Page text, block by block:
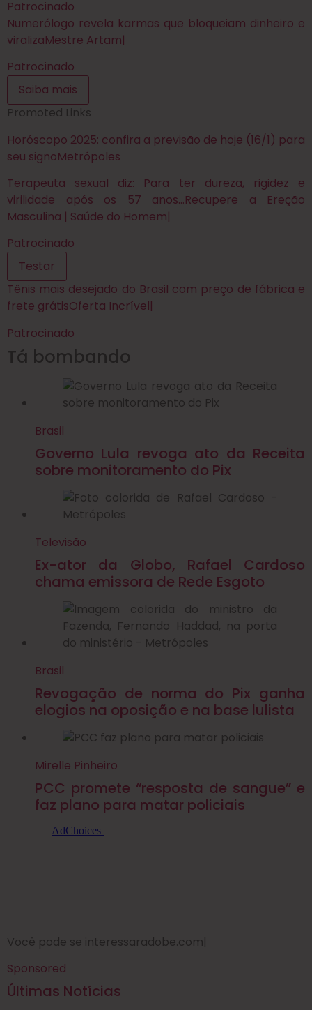
Patrocinado
Numerólogo revela karmas que bloqueiam dinheiro e
viralizaMestre Artam|
Patrocinado
Saiba mais
Promoted Links
Horóscopo 2025: confira a previsão de hoje (16/1) para
seu signoMetrópoles
Terapeuta sexual diz: Para ter dureza, rigidez e
virilidade após os 57 anos…Recupere a Ereção
Masculina | Saúde do Homem|
Patrocinado
Testar
Tênis mais desejado do Brasil com preço de fábrica e
frete grátisOferta Incrível|
Patrocinado
Tá bombando
Brasil
Governo Lula revoga ato da Receita
sobre monitoramento do Pix
Televisão
Ex-ator da Globo, Rafael Cardoso
chama emissora de Rede Esgoto
Brasil
Revogação de norma do Pix ganha
elogios na oposição e na base lulista
Mirelle Pinheiro
PCC promete “resposta de sangue” e
faz plano para matar policiais
Você pode se interessaradobe.com|
Sponsored
Últimas Notícias